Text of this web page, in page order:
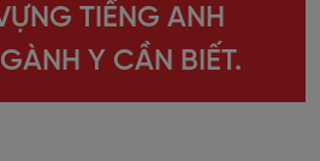
TIẾNG ANH
Y CẦN BIẾT.